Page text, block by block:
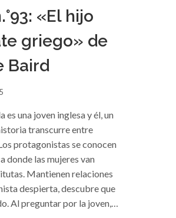
«El hijo
griego» de
Baird
es una joven inglesa y él, un
transcurre entre
protagonistas se conocen
donde las mujeres van
Mantienen relaciones
despierta, descubre que
Al preguntar por la joven,…